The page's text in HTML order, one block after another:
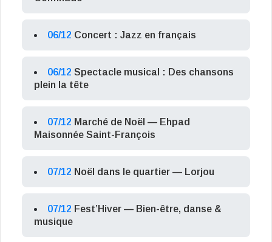
06/12 Concert : Jazz en français
06/12 Spectacle musical : Des chansons
plein la tête
07/12 Marché de Noël — Ehpad
Maisonnée Saint-François
07/12 Noël dans le quartier — Lorjou
07/12 Fest’Hiver — Bien-être, danse &
musique